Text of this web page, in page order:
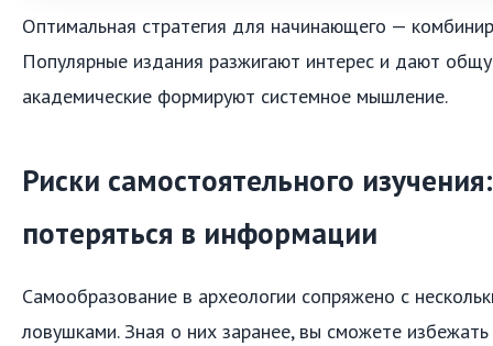
Оптимальная стратегия для начинающего —
Популярные издания разжигают интерес и дают
академические формируют системное мышление.
Риски самостоятельного
потеряться в информации
Самообразование в археологии сопряжено с
ловушками. Зная о них заранее, вы сможете